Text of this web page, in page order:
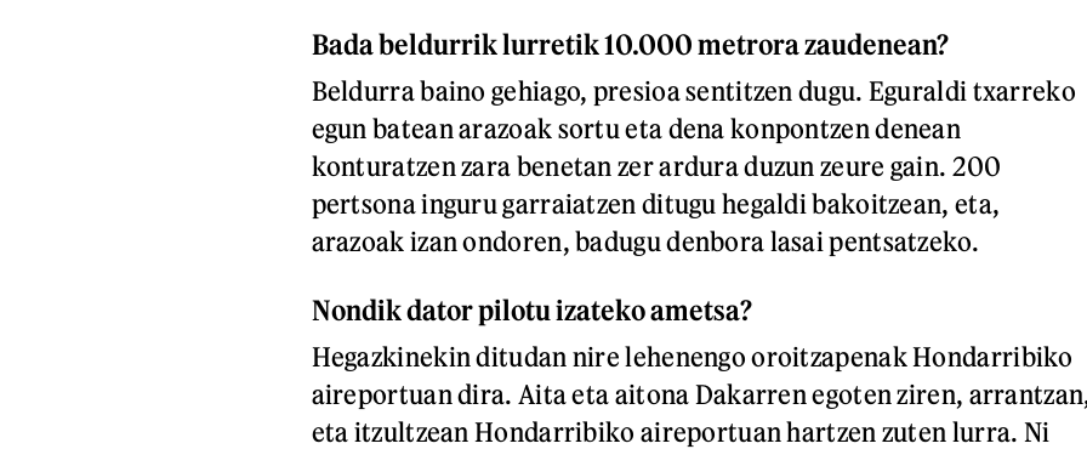
Bada beldurrik lurretik 10.000 metrora zaudenean?
Beldurra baino gehiago, presioa sentitzen dugu. Eguraldi txarreko
egun batean arazoak sortu eta dena konpontzen denean
konturatzen zara benetan zer ardura duzun zeure gain. 200
pertsona inguru garraiatzen ditugu hegaldi bakoitzean, eta,
arazoak izan ondoren, badugu denbora lasai pentsatzeko.
Nondik dator pilotu izateko ametsa?
Hegazkinekin ditudan nire lehenengo oroitzapenak Hondarribiko
aireportuan dira. Aita eta aitona Dakarren egoten ziren,
eta itzultzean Hondarribiko aireportuan hartzen zuten lurra. Ni